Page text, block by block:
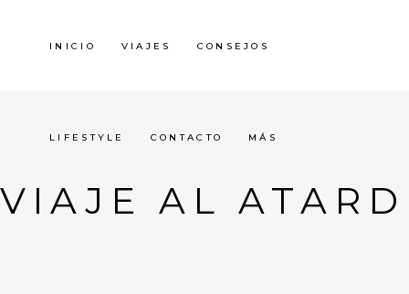
INICIO VIAJES CONSEJOS
LIFESTYLE CONTACTO MÁS
VIAJE AL